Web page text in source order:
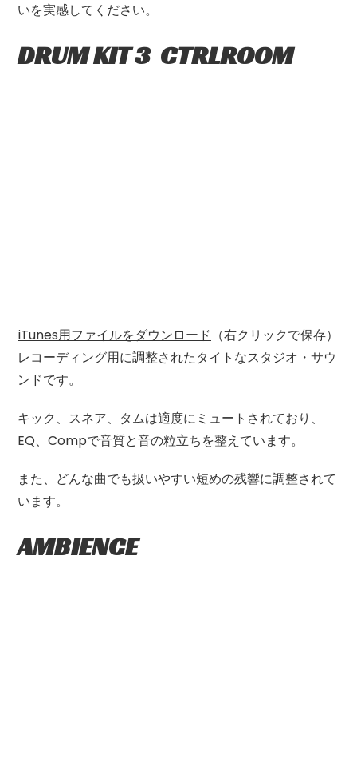
いを実感してください。
DRUM KIT 3 CTRLROOM
iTunes用ファイルをダウンロード （右クリックで保存）
レコーディング用に調整されたタイトなスタジオ・サウ
ンドです。
キック、スネア、タムは適度にミュートされており、
EQ、Compで音質と音の粒立ちを整えています。
また、どんな曲でも扱いやすい短めの残響に調整されて
います。
AMBIENCE